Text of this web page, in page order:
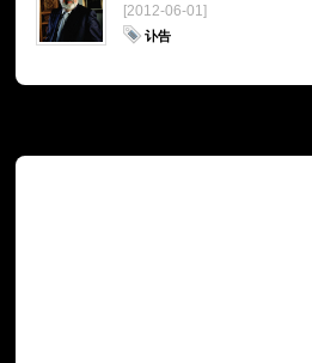
[2012-06-01]
讣告